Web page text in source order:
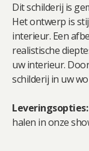
Dit schilderij is
Het ontwerp is
interieur. Een
realistische
uw interieur.
schilderij in uw
Leveringsopties:
halen in onze